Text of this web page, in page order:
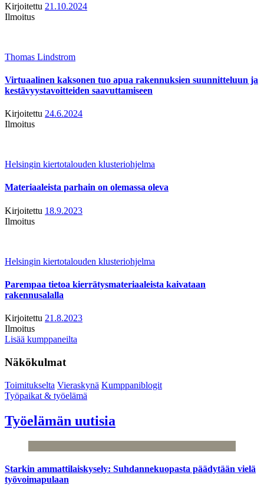
Kirjoitettu 21.10.2024
Ilmoitus
Thomas Lindstrom
Virtuaalinen kaksonen tuo apua rakennuksien suunnitteluun ja
kestävyystavoitteiden saavuttamiseen
Kirjoitettu 24.6.2024
Ilmoitus
Helsingin kiertotalouden klusteriohjelma
Materiaaleista parhain on olemassa oleva
Kirjoitettu 18.9.2023
Ilmoitus
Helsingin kiertotalouden klusteriohjelma
Parempaa tietoa kierrätysmateriaaleista kaivataan
rakennusalalla
Kirjoitettu 21.8.2023
Ilmoitus
Lisää kumppaneilta
Näkökulmat
Toimitukselta Vieraskynä Kumppaniblogit
Työpaikat & työelämä
Työelämän uutisia
Starkin ammattilaiskysely: Suhdannekuopasta päädytään vielä
työvoimapulaan